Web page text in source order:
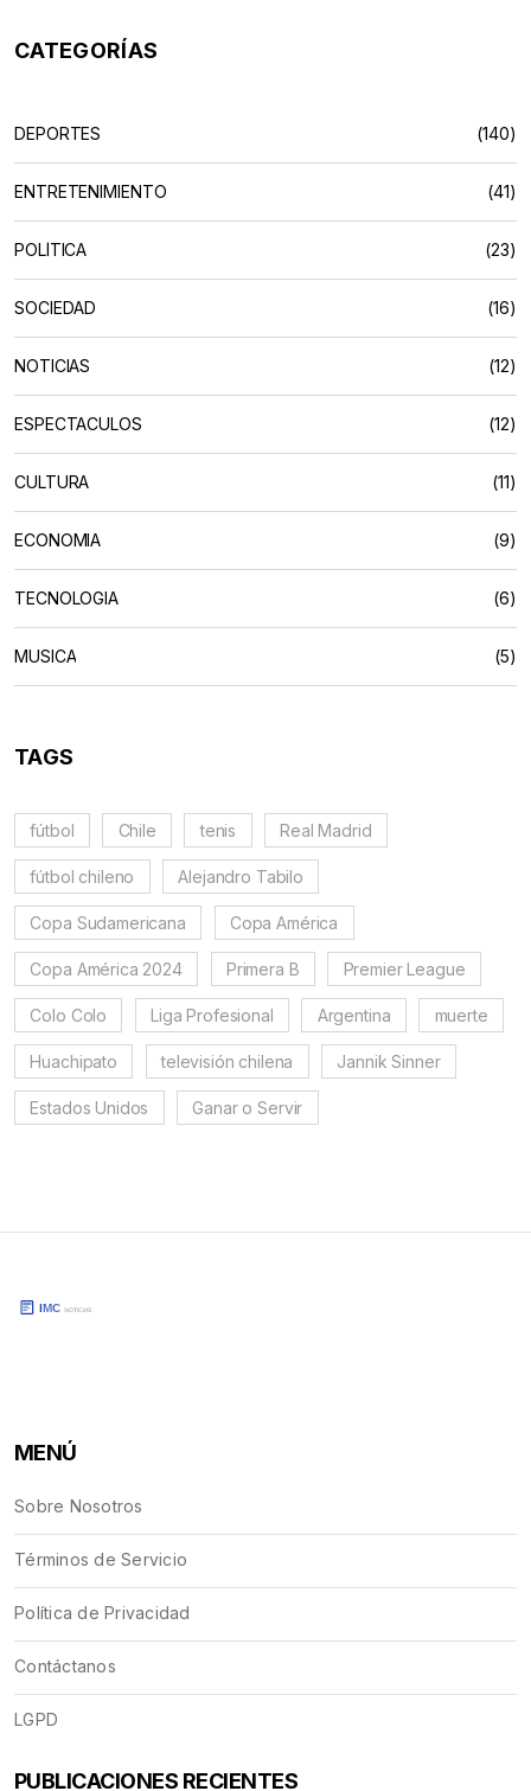
CATEGORÍAS
DEPORTES (140)
ENTRETENIMIENTO (41)
POLÍTICA (23)
SOCIEDAD (16)
NOTICIAS (12)
ESPECTACULOS (12)
CULTURA (11)
ECONOMIA (9)
TECNOLOGIA (6)
MUSICA (5)
TAGS
fútbol Chile tenis Real Madrid
fútbol chileno Alejandro Tabilo
Copa Sudamericana Copa América
Copa América 2024 Primera B Premier League
Colo Colo Liga Profesional Argentina muerte
Huachipato televisión chilena Jannik Sinner
Estados Unidos Ganar o Servir
MENÚ
Sobre Nosotros
Términos de Servicio
Política de Privacidad
Contáctanos
LGPD
PUBLICACIONES RECIENTES